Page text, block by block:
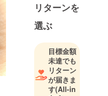
ジュエリー
を作る際に
職人が誤っ
て欠けさせ
てしまった
宝石、そし
て欠けてい
ない宝石な
リターンを
選ぶ
目標金額
未達でも
リターン
が届きま
す(All-in